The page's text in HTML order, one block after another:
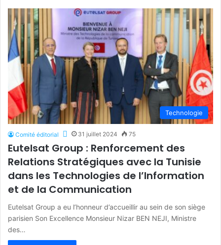
Technologie
Comité éditorial 31 juillet 2024 75
Eutelsat Group : Renforcement des
Relations Stratégiques avec la Tunisie
dans les Technologies de l’Information
et de la Communication
Eutelsat Group a eu l’honneur d’accueillir au sein de son siège
parisien Son Excellence Monsieur Nizar BEN NEJI, Ministre
des…